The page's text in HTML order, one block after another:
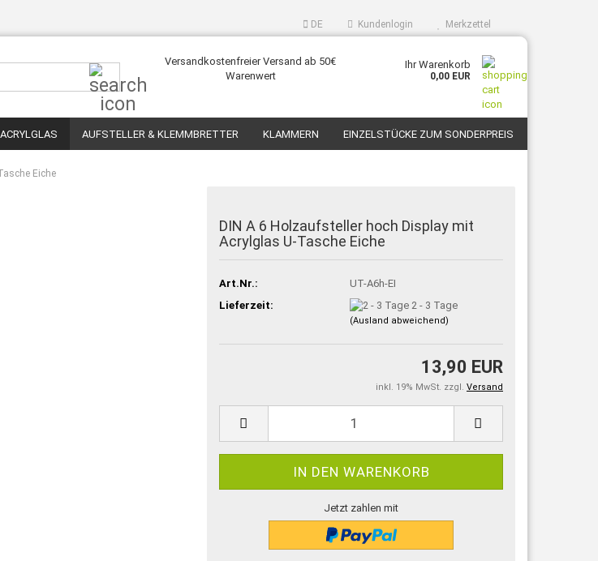
DE Kundenlogin Merkzettel
Versandkostenfreier Versand ab 50€
Warenwert
Ihr Warenkorb
0,00 EUR
AUFSTELLER & KLEMMBRETTER KLAMMERN EINZELSTÜCKE ZUM SONDERPREIS
Eiche
DIN A 6 Holzaufsteller hoch Display mit
Acrylglas U-Tasche Eiche
Art.Nr.:
UT-A6h-EI
Lieferzeit:
2 - 3 Tage
(Ausland abweichend)
13,90 EUR
inkl. 19% MwSt. zzgl. Versand
Jetzt zahlen mit